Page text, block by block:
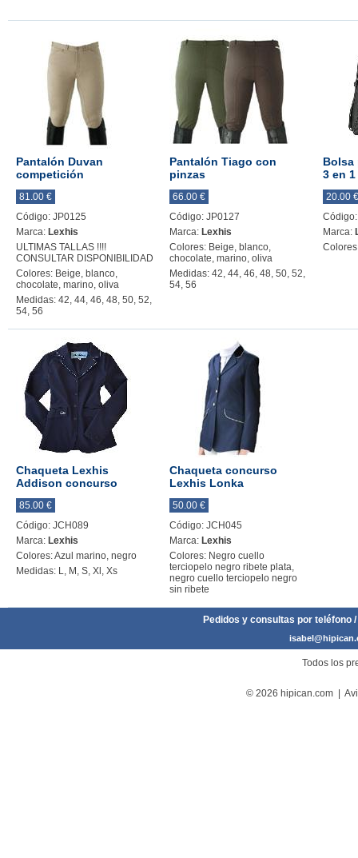
Pantalón Duvan
competición
81.00 €
Código: JP0125
Marca: Lexhis
ULTIMAS TALLAS !!!!
CONSULTAR DISPONIBILIDAD
Colores: Beige, blanco,
chocolate, marino, oliva
Medidas: 42, 44, 46, 48, 50, 52,
54, 56
Pantalón Tiago con
pinzas
66.00 €
Código: JP0127
Marca: Lexhis
Colores: Beige, blanco,
chocolate, marino, oliva
Medidas: 42, 44, 46, 48, 50, 52,
54, 56
Bolsa
3 en
20.00 €
Marca:
Chaqueta Lexhis
Addison concurso
85.00 €
Código: JCH089
Marca: Lexhis
Colores: Azul marino, negro
Medidas: L, M, S, Xl, Xs
Chaqueta concurso
Lexhis Lonka
50.00 €
Código: JCH045
Marca: Lexhis
Colores: Negro cuello
terciopelo negro ribete plata,
negro cuello terciopelo negro
sin ribete
Pedidos y consultas por teléfono
Todos los
© 2026 hipican.com |